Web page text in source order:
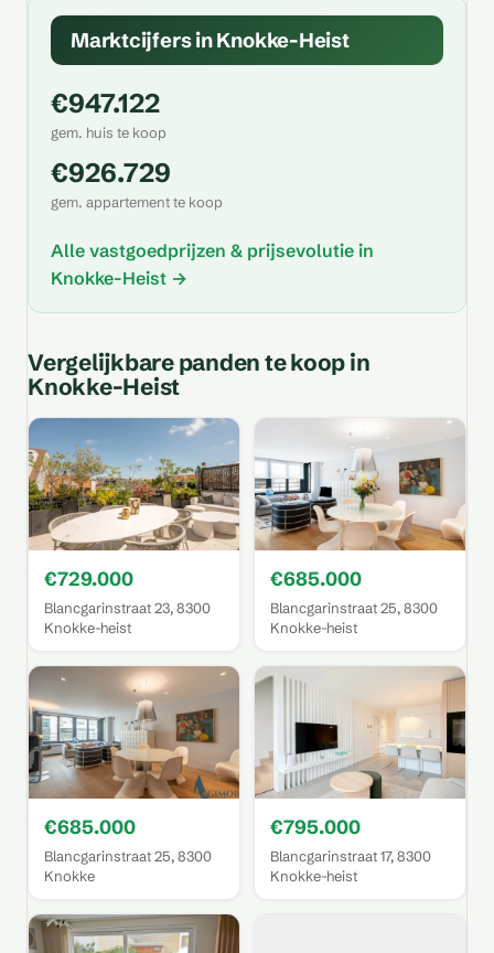
Marktcijfers in Knokke-Heist
€947.122
gem. huis te koop
€926.729
gem. appartement te koop
Alle vastgoedprijzen & prijsevolutie in
Knokke-Heist →
Vergelijkbare panden te koop in
Knokke-Heist
€729.000
Blancgarinstraat 23, 8300
Knokke-heist
€685.000
Blancgarinstraat 25, 8300
Knokke-heist
€685.000
Blancgarinstraat 25, 8300
Knokke
€795.000
Blancgarinstraat 17, 8300
Knokke-heist